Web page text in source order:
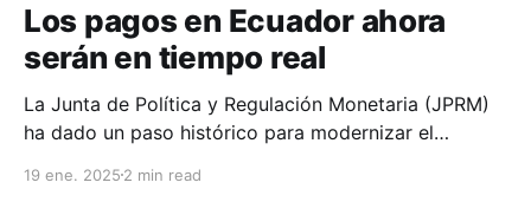
Los pagos en Ecuador ahora
serán en tiempo real
La Junta de Política y Regulación Monetaria (JPRM)
ha dado un paso histórico para modernizar el
JPRM-2024-029-M. Esta normativa transformará
19 ene. 2025 2 min read